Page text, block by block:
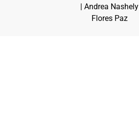
| Andrea Nashely
Flores Paz